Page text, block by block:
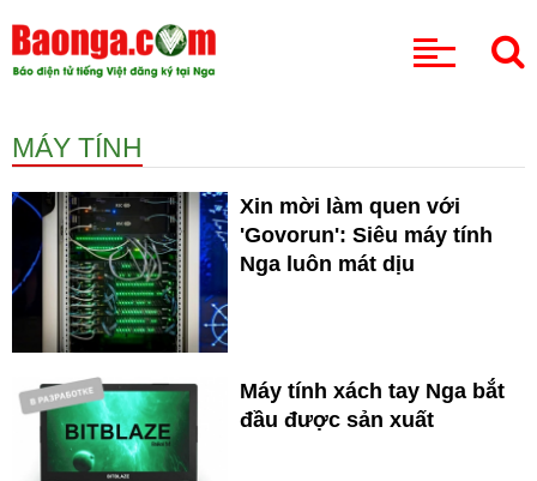
MÁY TÍNH
Xin mời làm quen với
'Govorun': Siêu máy tính
Nga luôn mát dịu
Máy tính xách tay Nga bắt
đầu được sản xuất